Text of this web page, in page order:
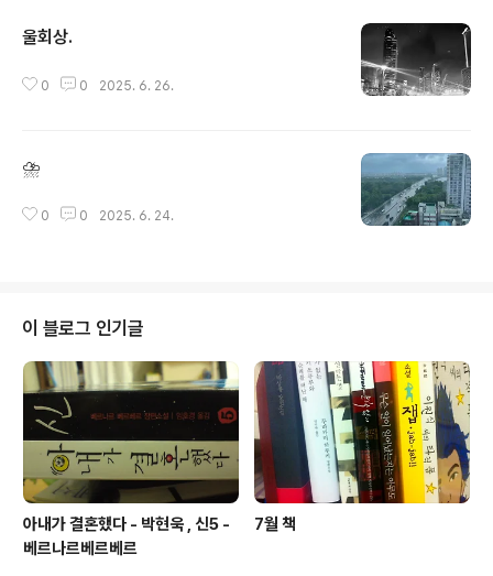
울회상.
0 0 2025. 6. 26.
⛈️
0 0 2025. 6. 24.
이 블로그 인기글
아내가 결혼했다 - 박현욱 , 신5 -
베르나르베르베르
7월 책